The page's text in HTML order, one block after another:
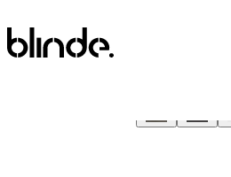
Blinde Design
Professionnels